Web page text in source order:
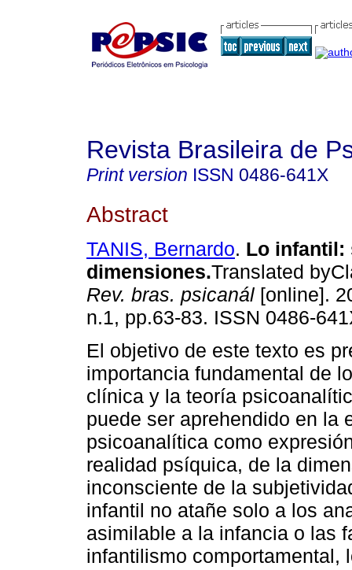
Revista Brasileira de
Print version ISSN 0486-641X
Abstract
TANIS, Bernardo. Lo infantil:
dimensiones.Translated
Rev. bras. psicanál [online].
n.1, pp.63-83. ISSN 0486-
El objetivo de este texto es
importancia fundamental de
clínica y la teoría
puede ser aprehendido en la
psicoanalítica como
realidad psíquica, de la
inconsciente de la
infantil no atañe solo a los
asimilable a la infancia o las
infantilismo comportamental,